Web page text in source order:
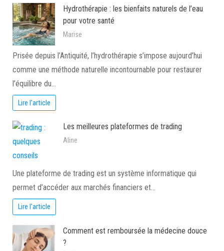
Hydrothérapie : les bienfaits naturels de l’eau
pour votre santé
Marise
Prisée depuis l’Antiquité, l’hydrothérapie s’impose aujourd’hui
comme une méthode naturelle incontournable pour restaurer
l’équilibre du…
Lire l'article
Les meilleures plateformes de trading
Aline
Une plateforme de trading est un système informatique qui
permet d’accéder aux marchés financiers et…
Lire l'article
Comment est remboursée la médecine douce
?